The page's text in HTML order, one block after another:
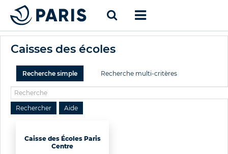
Caisses des écoles
Recherche simple Recherche multi-critères
Caisse des Écoles Paris
Centre